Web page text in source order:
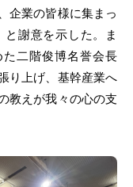
企業の皆様に集まっ
謝意を示した。ま
二階俊博名誉会長
り上げ、基幹産業へ
教えが我々の心の支